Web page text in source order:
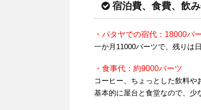
宿泊費、食費、飲
・パタヤでの宿代：18000バ
一か月11000バーツで、残りは
・食事代：約9000バーツ
コーヒー、ちょっとした飲料や
基本的に屋台と食堂なので、少